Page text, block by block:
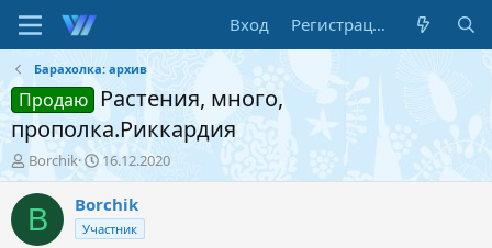
Вход Регистрация
Барахолка: архив
Продаю
Растения, много,
прополка.Риккардия
А
в
т
о
Borchik
Д
а
т
а
н
16.12.2020
B Borchik
Участник